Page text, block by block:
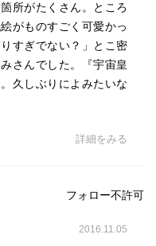
所がたくさん。ところ
がものすごく可愛かっ
すぎでない？」とこ密
さんでした。『宇宙皇
久しぶりによみたいな
詳細をみる
フォロー不許可
2016.11.05